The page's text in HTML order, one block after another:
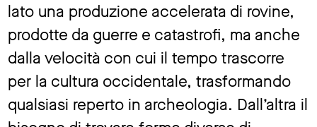
lato una produzione accelerata di rovine,
prodotte da guerre e catastrofi, ma anche
dalla velocità con cui il tempo trascorre
per la cultura occidentale, trasformando
qualsiasi reperto in archeologia. Dall’altra il